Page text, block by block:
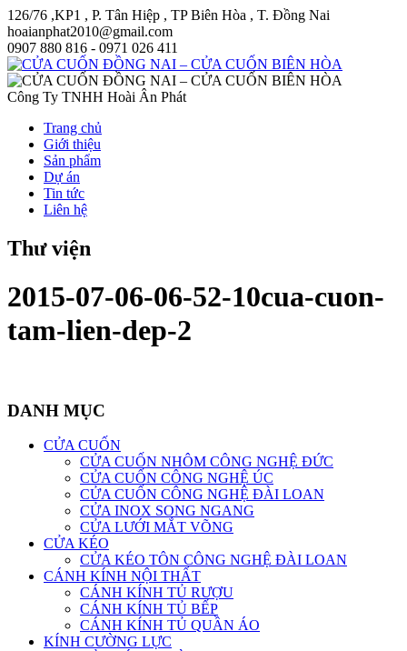
126/76 ,KP1 , P. Tân Hiệp , TP Biên Hòa , T. Đồng Nai
hoaianphat2010@gmail.com
0907 880 816 - 0971 026 411
Công Ty TNHH Hoài Ân Phát
Trang chủ
Giới thiệu
Sản phẩm
Dự án
Tin tức
Liên hệ
Thư viện
2015-07-06-06-52-10cua-cuon-
tam-lien-dep-2
DANH MỤC
CỬA CUỐN
CỬA CUỐN NHÔM CÔNG NGHỆ ĐỨC
CỬA CUỐN CÔNG NGHỆ ÚC
CỬA CUỐN CÔNG NGHỆ ĐÀI LOAN
CỬA INOX SONG NGANG
CỬA LƯỚI MẮT VÕNG
CỬA KÉO
CỬA KÉO TÔN CÔNG NGHỆ ĐÀI LOAN
CÁNH KÍNH NỘI THẤT
CÁNH KÍNH TỦ RƯỢU
CÁNH KÍNH TỦ BẾP
CÁNH KÍNH TỦ QUẦN ÁO
KÍNH CƯỜNG LỰC